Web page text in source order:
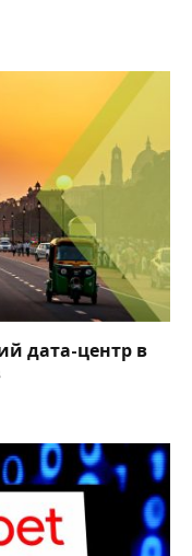
дата-центр в